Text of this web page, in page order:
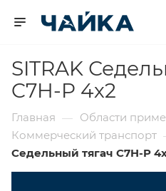
SITRAK
C7H-P 4х2
Главная — Области
Коммерческий транспорт
Седельный тягач C7H-P